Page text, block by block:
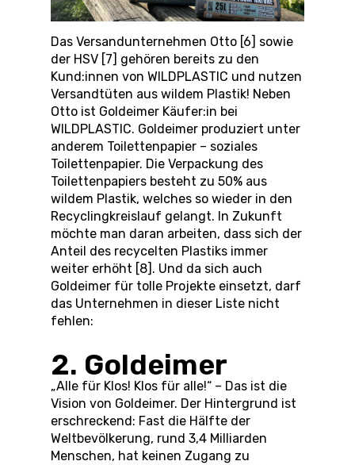
Das Versandunternehmen Otto [6] sowie
der HSV [7] gehören bereits zu den
Kund:innen von WILDPLASTIC und nutzen
Versandtüten aus wildem Plastik! Neben
Otto ist Goldeimer Käufer:in bei
WILDPLASTIC. Goldeimer produziert unter
anderem Toilettenpapier – soziales
Toilettenpapier. Die Verpackung des
Toilettenpapiers besteht zu 50% aus
wildem Plastik, welches so wieder in den
Recyclingkreislauf gelangt. In Zukunft
möchte man daran arbeiten, dass sich der
Anteil des recycelten Plastiks immer
weiter erhöht [8]. Und da sich auch
Goldeimer für tolle Projekte einsetzt, darf
das Unternehmen in dieser Liste nicht
fehlen:
2. Goldeimer
„Alle für Klos! Klos für alle!“ – Das ist die
Vision von Goldeimer. Der Hintergrund ist
erschreckend: Fast die Hälfte der
Weltbevölkerung, rund 3,4 Milliarden
Menschen, hat keinen Zugang zu